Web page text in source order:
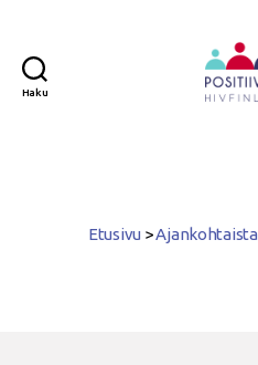
Haku
Etusivu >Ajankohtaista